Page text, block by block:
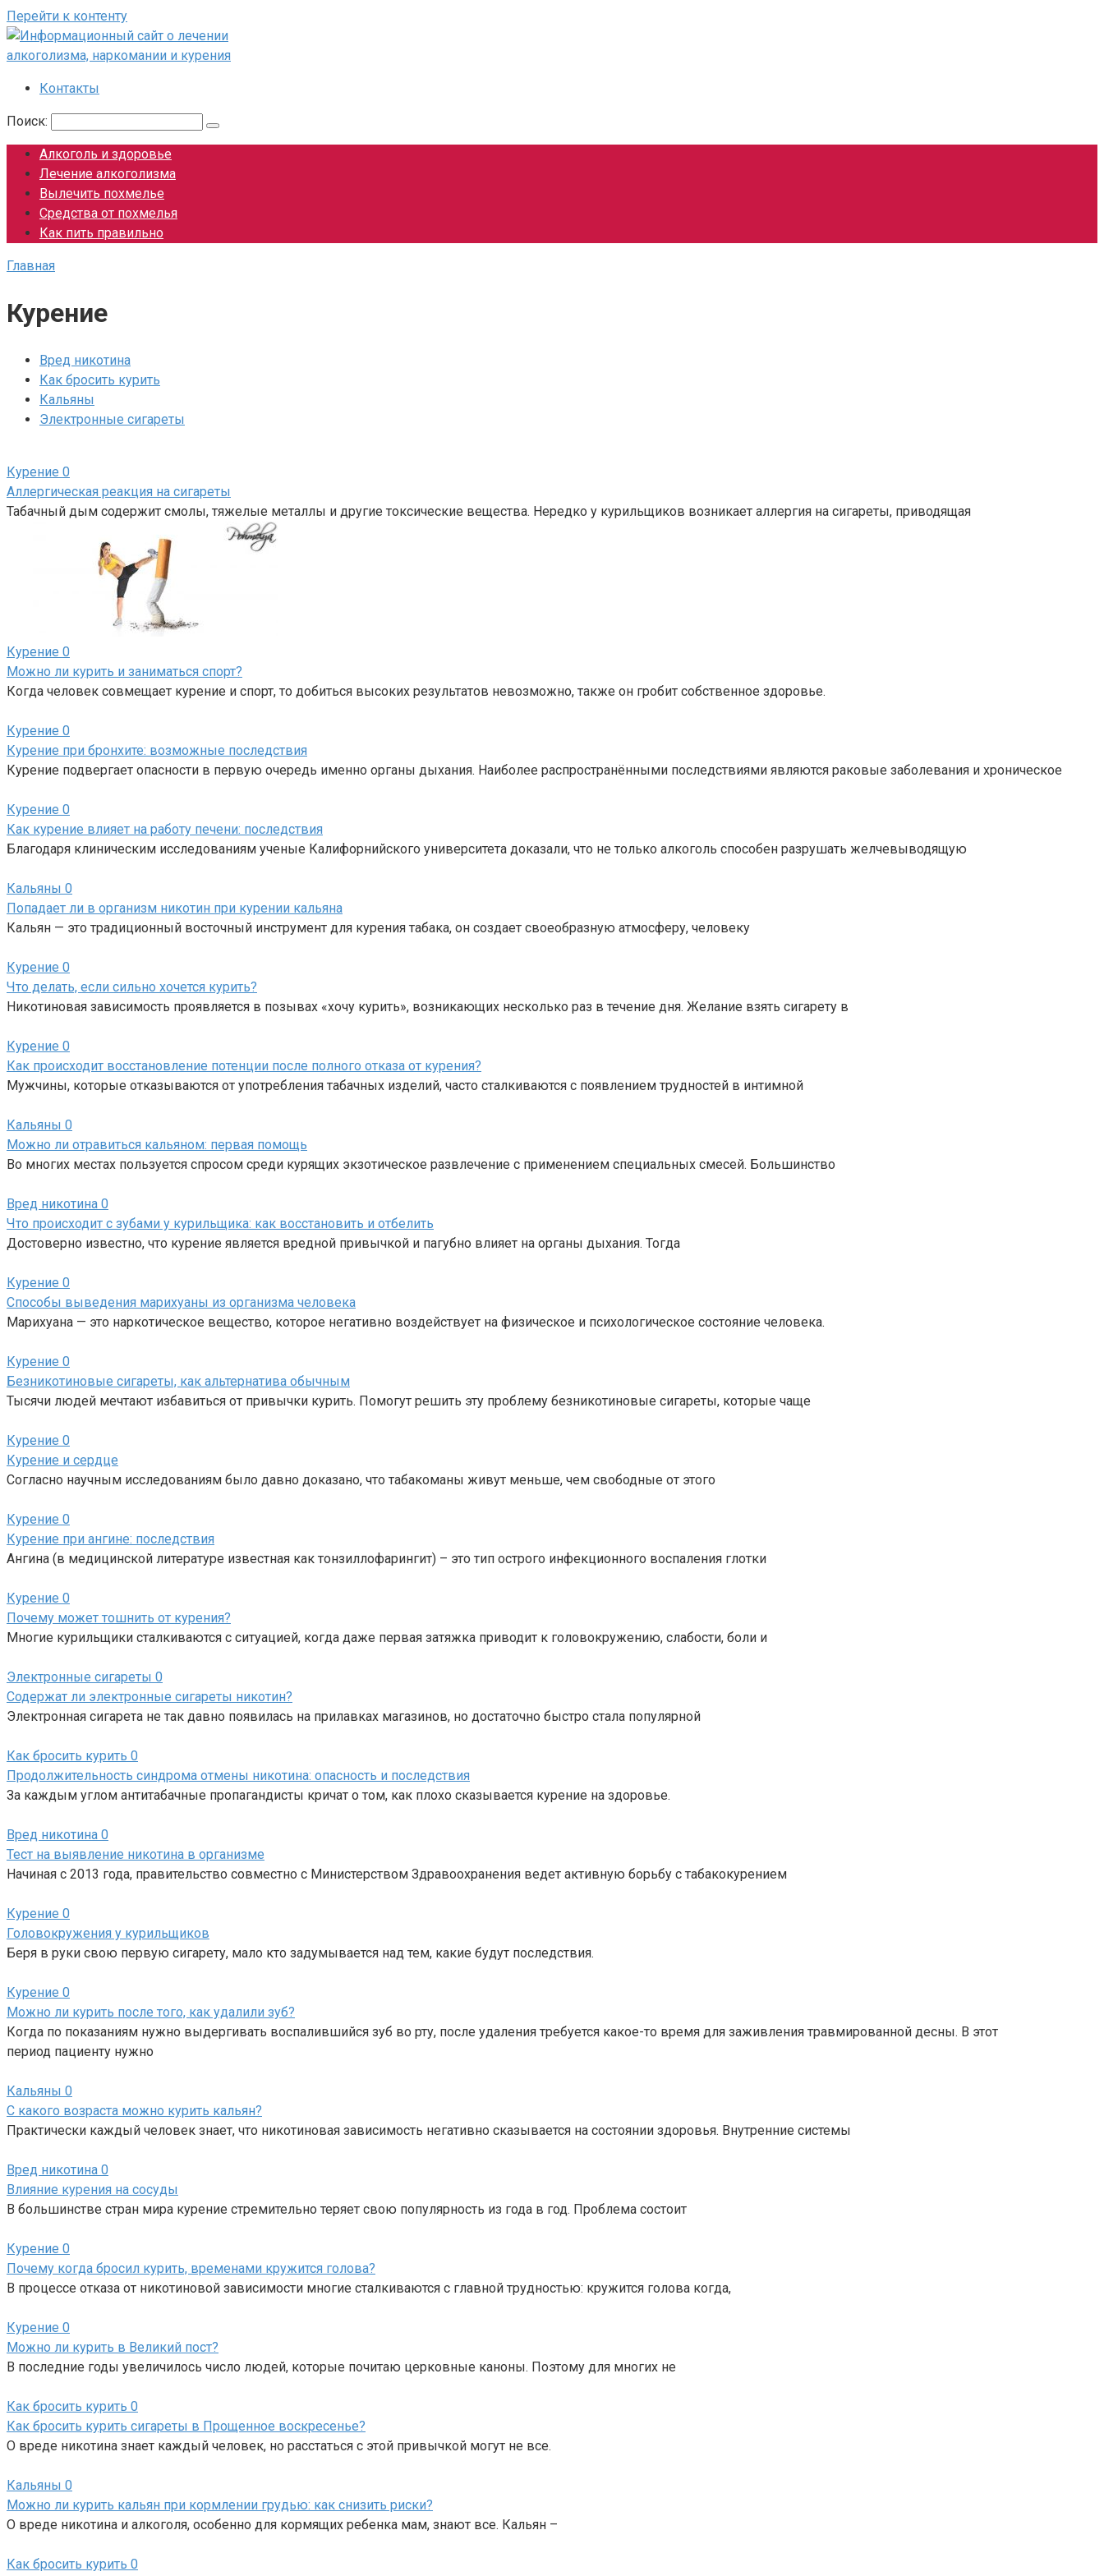
Перейти к контенту
Контакты
Поиск:
Алкоголь и здоровье
Лечение алкоголизма
Вылечить похмелье
Средства от похмелья
Как пить правильно
Главная
Курение
Вред никотина
Как бросить курить
Кальяны
Электронные сигареты
Курение 0
Аллергическая реакция на сигареты
Табачный дым содержит смолы, тяжелые металлы и другие токсические вещества. Нередко у курильщиков возникает аллергия на сигареты, приводящая
Курение 0
Можно ли курить и заниматься спорт?
Когда человек совмещает курение и спорт, то добиться высоких результатов невозможно, также он гробит собственное здоровье.
Курение 0
Курение при бронхите: возможные последствия
Курение подвергает опасности в первую очередь именно органы дыхания. Наиболее распространёнными последствиями являются раковые заболевания и хроническое
Курение 0
Как курение влияет на работу печени: последствия
Благодаря клиническим исследованиям ученые Калифорнийского университета доказали, что не только алкоголь способен разрушать желчевыводящую
Кальяны 0
Попадает ли в организм никотин при курении кальяна
Кальян — это традиционный восточный инструмент для курения табака, он создает своеобразную атмосферу, человеку
Курение 0
Что делать, если сильно хочется курить?
Никотиновая зависимость проявляется в позывах «хочу курить», возникающих несколько раз в течение дня. Желание взять сигарету в
Курение 0
Как происходит восстановление потенции после полного отказа от курения?
Мужчины, которые отказываются от употребления табачных изделий, часто сталкиваются с появлением трудностей в интимной
Кальяны 0
Можно ли отравиться кальяном: первая помощь
Во многих местах пользуется спросом среди курящих экзотическое развлечение с применением специальных смесей. Большинство
Вред никотина 0
Что происходит с зубами у курильщика: как восстановить и отбелить
Достоверно известно, что курение является вредной привычкой и пагубно влияет на органы дыхания. Тогда
Курение 0
Способы выведения марихуаны из организма человека
Марихуана — это наркотическое вещество, которое негативно воздействует на физическое и психологическое состояние человека.
Курение 0
Безникотиновые cигареты, как альтернатива обычным
Тысячи людей мечтают избавиться от привычки курить. Помогут решить эту проблему безникотиновые сигареты, которые чаще
Курение 0
Курение и сердце
Согласно научным исследованиям было давно доказано, что табакоманы живут меньше, чем свободные от этого
Курение 0
Курение при ангине: последствия
Ангина (в медицинской литературе известная как тонзиллофарингит) – это тип острого инфекционного воспаления глотки
Курение 0
Почему может тошнить от курения?
Многие курильщики сталкиваются с ситуацией, когда даже первая затяжка приводит к головокружению, слабости, боли и
Электронные сигареты 0
Содержат ли электронные сигареты никотин?
Электронная сигарета не так давно появилась на прилавках магазинов, но достаточно быстро стала популярной
Как бросить курить 0
Продолжительность синдрома отмены никотина: опасность и последствия
За каждым углом антитабачные пропагандисты кричат о том, как плохо сказывается курение на здоровье.
Вред никотина 0
Тест на выявление никотина в организме
Начиная с 2013 года, правительство совместно с Министерством Здравоохранения ведет активную борьбу с табакокурением
Курение 0
Головокружения у курильщиков
Беря в руки свою первую сигарету, мало кто задумывается над тем, какие будут последствия.
Курение 0
Можно ли курить после того, как удалили зуб?
Когда по показаниям нужно выдергивать воспалившийся зуб во рту, после удаления требуется какое-то время для заживления травмированной десны. В этот
период пациенту нужно
Кальяны 0
С какого возраста можно курить кальян?
Практически каждый человек знает, что никотиновая зависимость негативно сказывается на состоянии здоровья. Внутренние системы
Вред никотина 0
Влияние курения на сосуды
В большинстве стран мира курение стремительно теряет свою популярность из года в год. Проблема состоит
Курение 0
Почему когда бросил курить, временами кружится голова?
В процессе отказа от никотиновой зависимости многие сталкиваются с главной трудностью: кружится голова когда,
Курение 0
Можно ли курить в Великий пост?
В последние годы увеличилось число людей, которые почитаю церковные каноны. Поэтому для многих не
Как бросить курить 0
Как бросить курить сигареты в Прощенное воскресенье?
О вреде никотина знает каждый человек, но расстаться с этой привычкой могут не все.
Кальяны 0
Можно ли курить кальян при кормлении грудью: как снизить риски?
О вреде никотина и алкоголя, особенно для кормящих ребенка мам, знают все. Кальян –
Как бросить курить 0